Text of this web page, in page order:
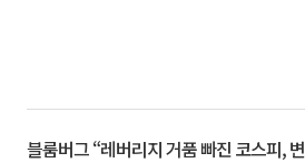
블룸버그 “레버리지 거품 빠진 코스피, 변